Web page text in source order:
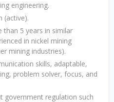
engineering.
(active).
than 5 years in similar
in nickel mining
mining industries).
skills, adaptable,
problem solver, focus, and
government regulation such